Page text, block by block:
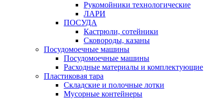
Рукомойники технологические
ЛАРИ
ПОСУДА
Кастрюли, сотейники
Сковороды, казаны
Посудомоечные машины
Посудомоечные машины
Расходные материалы и комплектующие
Пластиковая тара
Складские и полочные лотки
Мусорные контейнеры